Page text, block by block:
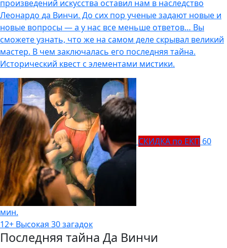
произведений искусства оставил нам в наследство
Леонардо да Винчи. До сих пор ученые задают новые и
новые вопросы — а у нас все меньше ответов… Вы
сможете узнать, что же на самом деле скрывал великий
мастер. В чем заключалась его последняя тайна.
Исторический квест с элементами мистики.
СКИДКА по ЕКП 60
мин.
12+ Высокая 30 загадок
Последняя тайна Да Винчи